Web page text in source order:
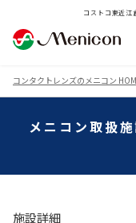
コストコ東近江
コンタクトレンズのメニコン
メニコン取扱
施設詳細